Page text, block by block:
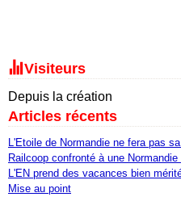
Visiteurs
Depuis la création
Articles récents
L'Etoile de Normandie ne fera pas
Railcoop confronté à une
L'EN prend des vacances bien
Mise au point